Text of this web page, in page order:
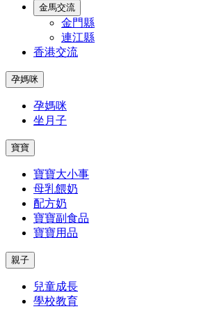
金馬交流
金門縣
連江縣
香港交流
孕媽咪
孕媽咪
坐月子
寶寶
寶寶大小事
母乳餵奶
配方奶
寶寶副食品
寶寶用品
親子
兒童成長
學校教育